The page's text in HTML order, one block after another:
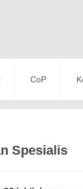
CoP
Spesialis